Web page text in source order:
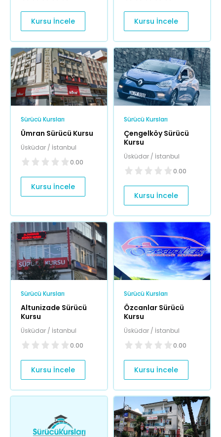
Kursu İncele Kursu İncele
Sürücü Kursları
Ümran Sürücü Kursu
Üsküdar / İstanbul
0.00
Kursu İncele
Sürücü Kursları
Çengelköy Sürücü
Kursu
Üsküdar / İstanbul
0.00
Kursu İncele
Sürücü Kursları
Altunizade Sürücü
Kursu
Üsküdar / İstanbul
0.00
Kursu İncele
Sürücü Kursları
Özcanlar Sürücü
Kursu
Üsküdar / İstanbul
0.00
Kursu İncele